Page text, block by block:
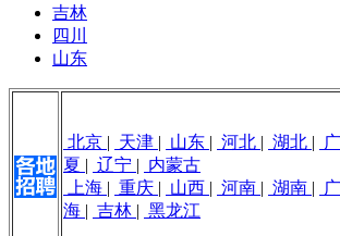
吉林
四川
山东
北京 | 天津 | 山东 | 河北 | 湖北 |
夏 | 辽宁 | 内蒙古
上海 | 重庆 | 山西 | 河南 | 湖南 |
海 | 吉林 | 黑龙江